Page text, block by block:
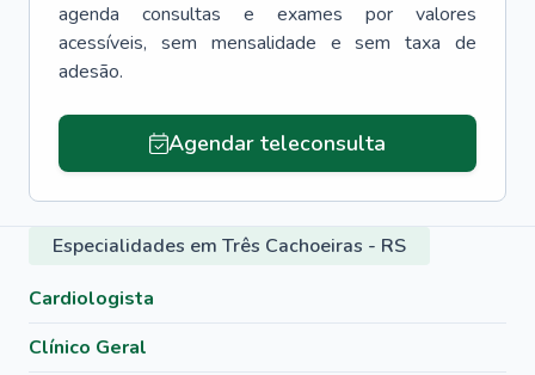
agenda consultas e exames por valores
acessíveis, sem mensalidade e sem taxa de
adesão.
Agendar teleconsulta
Especialidades em Três Cachoeiras - RS
Cardiologista
Clínico Geral